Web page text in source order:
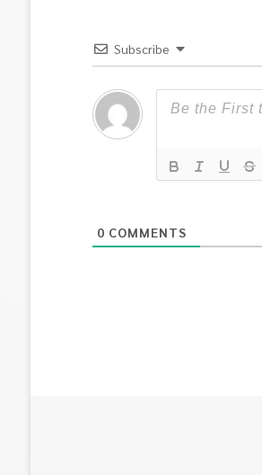
Subscribe
0 COMMENTS